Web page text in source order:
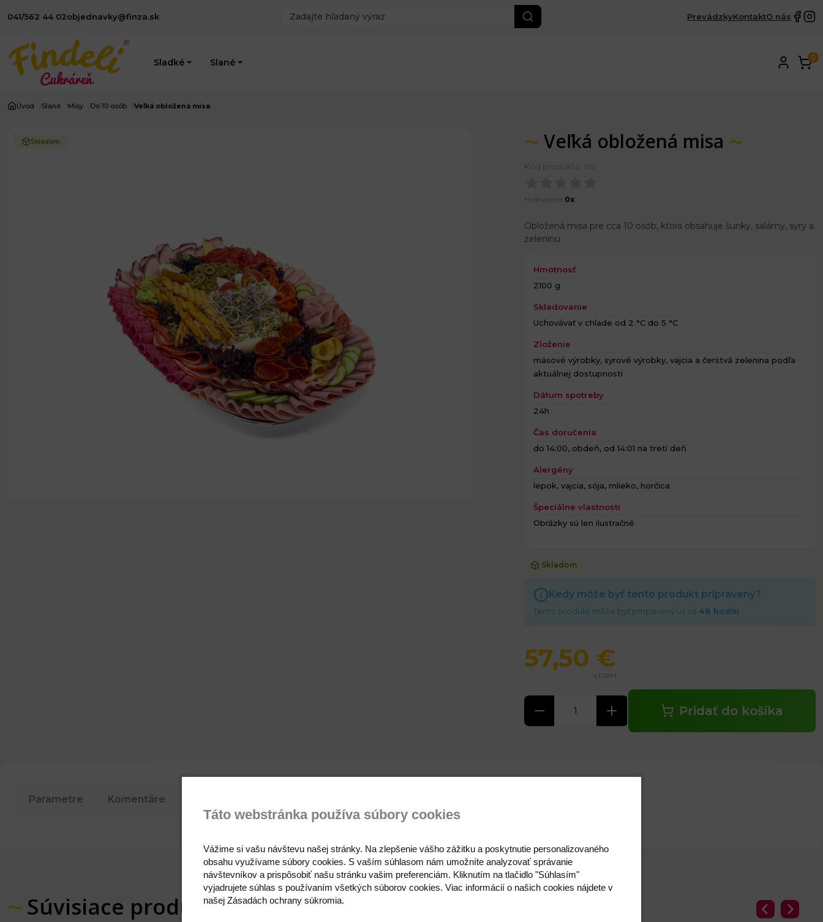
041/562 44 02objednavky@finza.sk PrevádzkyKontaktO nás
Sladké Slané 0
Úvod Slané Misy Do 10 osôb Veľká obložená misa
Skladom Veľká obložená misa
Kód produktu: 102
Hodnotené 0x
Obložená misa pre cca 10 osôb, ktorá obsahuje šunky, salámy, syry a
zeleninu
Hmotnosť
2100 g
Skladovanie
Uchovávať v chlade od 2 °C do 5 °C
Zloženie
mäsové výrobky, syrové výrobky, vajcia a čerstvá zelenina podľa
aktuálnej dostupnosti
Dátum spotreby
24h
Čas doručenia
do 14:00, obdeň, od 14:01 na tretí deň
Alergény
lepok, vajcia, sója, mlieko, horčica
Špeciálne vlastnosti
Obrázky sú len ilustračné
Skladom
Kedy môže byť tento produkt pripravený?
Tento produkt môže byť prirpavený už za 48 hodín
57,50 €
s DPH
Pridať do košíka
Parametre Komentáre
Súvisiace produkty
Táto webstránka používa súbory cookies
Vážime si vašu návštevu našej stránky. Na zlepšenie vášho zážitku a poskytnutie personalizovaného
obsahu využívame súbory cookies. S vaším súhlasom nám umožníte analyzovať správanie
návštevníkov a prispôsobiť našu stránku vašim preferenciám. Kliknutím na tlačidlo "Súhlasím"
vyjadrujete súhlas s používaním všetkých súborov cookies. Viac informácií o našich cookies nájdete v
našej Zásadách ochrany súkromia.